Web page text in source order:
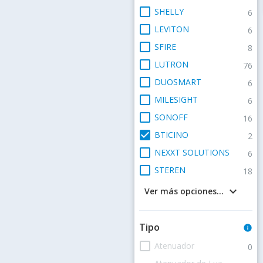
check_box_outline_blank SHELLY 6
check_box_outline_blank LEVITON 6
check_box_outline_blank SFIRE 8
check_box_outline_blank LUTRON 76
check_box_outline_blank DUOSMART 6
check_box_outline_blank MILESIGHT 6
check_box_outline_blank SONOFF 16
check_box BTICINO 2
check_box_outline_blank NEXXT SOLUTIONS 6
check_box_outline_blank STEREN 18
keyboard_arrow_down
Ver más opciones...
Tipo info
check_box_outline_blank Atenuador 0